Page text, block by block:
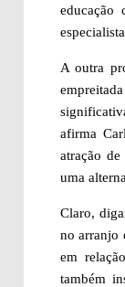
educação
A outra
afirma
atração
uma
Claro,
no arranjo
em
também